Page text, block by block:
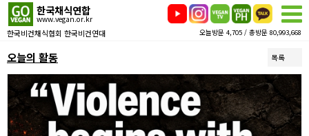
한국채식연합
www.vegan.or.kr
한국비건채식협회 한국비건연대 오늘방문 4,705 / 총방문 80,993,668
오늘의 활동 목록